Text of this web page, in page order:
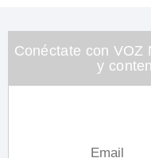
Conéctate con VOZ
y